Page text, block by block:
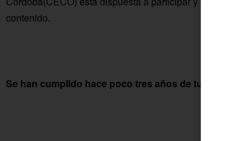
contenido.
Se han cumplido hace poco tres años de tu mandato,